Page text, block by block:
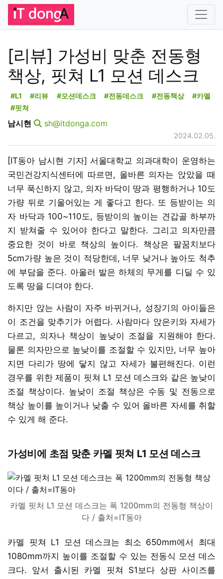
[리뷰] 가성비 맞춘 전동형
책상, 핏쳐 L1 모션 데스크
#L1 #리뷰 #모션데스크 #전동데스크 #전동책상
#카멜
#핏쳐
남시현 sh@itdonga.com
2024.02.05.
[IT동아 남시현 기자] 서울대학교 의과대학이 운영하는
국민건강지식센터에 따르면, 올바른 의자는 앉았을 때
너무 푹신하지 않고, 의자 바닥이 땅과 평행하거나 10도
가량 뒤로 기울어있는 게 좋다고 한다. 또 등받이는 의
자 바닥과 100~110도, 등받이의 높이는 견갑골 하부까
지 받쳐줄 수 있어야 한다고 말한다. 그리고 의자만큼
중요한 것이 바로 책상의 높이다. 책상은 팔꿈치보다
5cm가량 높은 것이 적당한데, 너무 낮거나 높아도 척추
에 부담을 준다. 아울러 발은 하체의 무게를 디딜 수 있
도록 땅을 디뎌야 한다.
하지만 앉는 사람이 자주 바뀌거나, 성장기의 아이들은
이 조건을 맞추기가 어렵다. 사람마다 앉은키와 자세가
다르고, 의자나 책상이 높낮이 조절을 지원해야 한다.
물론 의자만으로 높낮이를 조절할 수 있지만, 너무 높아
지면 다리가 땅에 닿지 않고 자세가 불편해진다. 이런
경우를 위한 제품이 핏쳐 L1 모션 데스크와 같은 높낮이
조절 책상이다. 높낮이 조절 책상은 수동 및 전동으로
책상 높이를 높이거나 낮출 수 있어 올바른 자세를 취할
수 있게 해 준다.
가성비에 초점 맞춘 카멜 핏쳐 L1 모션 데스크
카멜 핏처 L1 모션 데스크는 폭 1200mm의 전동형 책상이
다 / 출처=IT동아
카멜 핏쳐 L1 모션 데스크는 최소 650mm에서 최대
1080mm까지 높이를 조절할 수 있는 전동식 모션 데스
크다. 앞서 출시된 카멜 핏쳐 S1보다 상판 사이즈를